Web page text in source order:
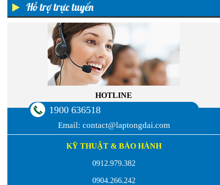
Hỗ trợ trực tuyến
HOTLINE
1900 636518
Email: contact@laptongdai.com
KỸ THUẬT & BẢO HÀNH
0912.979.382
0904.266.242